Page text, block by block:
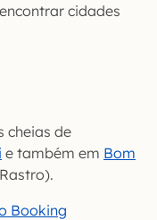
cidades
cheias de
e também em Bom
Booking